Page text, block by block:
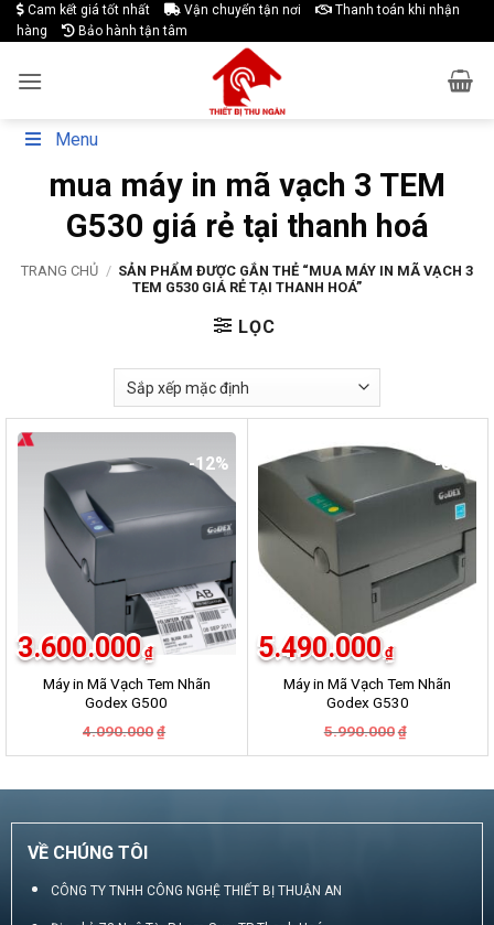
Skip
to
Cam kết giá tốt nhất Vận chuyển tận nơi
Thanh toán khi nhận
hàng
Bảo hành tận tâm
Menu
mua máy in mã vạch 3 TEM
G530 giá rẻ tại thanh hoá
TRANG CHỦ / SẢN PHẨM ĐƯỢC GẮN THẺ “MUA MÁY IN MÃ VẠCH 3
TEM G530 GIÁ RẺ TẠI THANH HOÁ”
LỌC
-12%
Máy in Mã Vạch Tem Nhãn
Godex G500
4.090.000 ₫
là:
3.600.000 ₫
tại
3.600.000₫.
-8%
Máy in Mã Vạch Tem Nhãn
Godex G530
5.990.000 ₫
là:
5.490.000 ₫
tại
5.490.000₫.
VỀ CHÚNG TÔI
CÔNG TY TNHH CÔNG NGHỆ THIẾT BỊ THUẬN AN